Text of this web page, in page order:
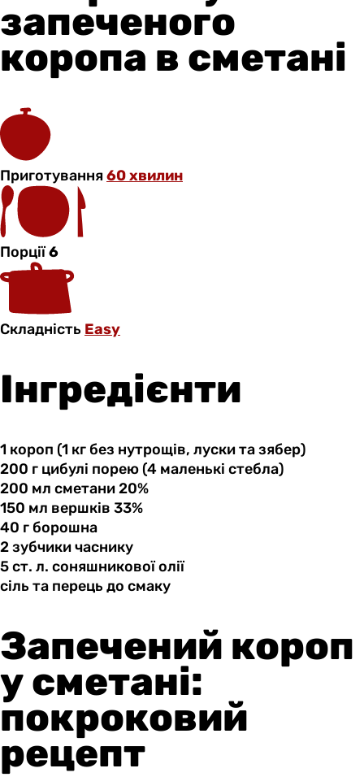
запеченого
коропа в сметані
Приготування60 хвилин
Порції6
Складність Easy
Інгредієнти
1 короп (1 кг без нутрощів, луски та зябер)
200 г цибулі порею (4 маленькі стебла)
200 мл сметани20%
150 мл вершків 33%
40 г борошна
2 зубчикичаснику
5 ст. л. соняшникової олії
сіль та перець до смаку
Запечений короп
у сметані:
покроковий
рецепт